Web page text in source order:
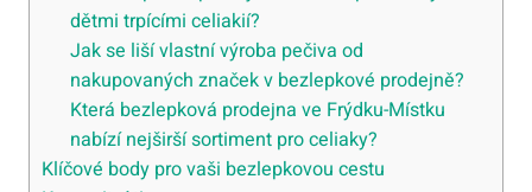
dětmi trpícími celiakií?
Jak se liší vlastní výroba pečiva od
nakupovaných značek v bezlepkové prodejně?
Která bezlepková prodejna ve Frýdku-Místku
nabízí nejširší sortiment pro celiaky?
Klíčové body pro vaši bezlepkovou cestu